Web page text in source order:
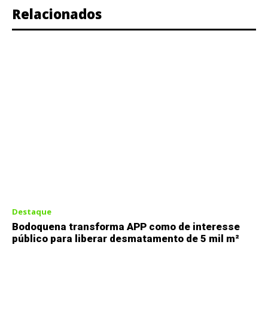
Relacionados
Destaque
Bodoquena transforma APP como de interesse
público para liberar desmatamento de 5 mil m²